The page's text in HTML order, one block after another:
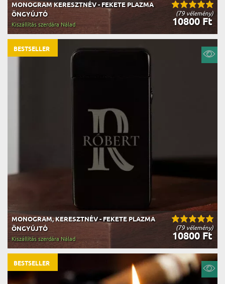
(79 vélemény)
MONOGRAM KERESZTNÉV - FEKETE PLAZMA
ÖNGYÚJTÓ
10800 Ft
Kiszállítás szerdára Nálad
(79 vélemény)
MONOGRAM, KERESZTNÉV - FEKETE PLAZMA
ÖNGYÚJTÓ
10800 Ft
Kiszállítás szerdára Nálad
BESTSELLER
BESTSELLER